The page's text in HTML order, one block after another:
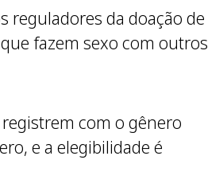
reguladores da doação de
fazem sexo com outros
com o gênero
e a elegibilidade é